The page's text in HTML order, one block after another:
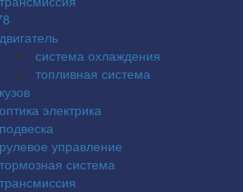
двигатель
система охлаждения
топливная система
кузов
оптика электрика
подвеска
рулевое управление
тормозная система
трансмиссия